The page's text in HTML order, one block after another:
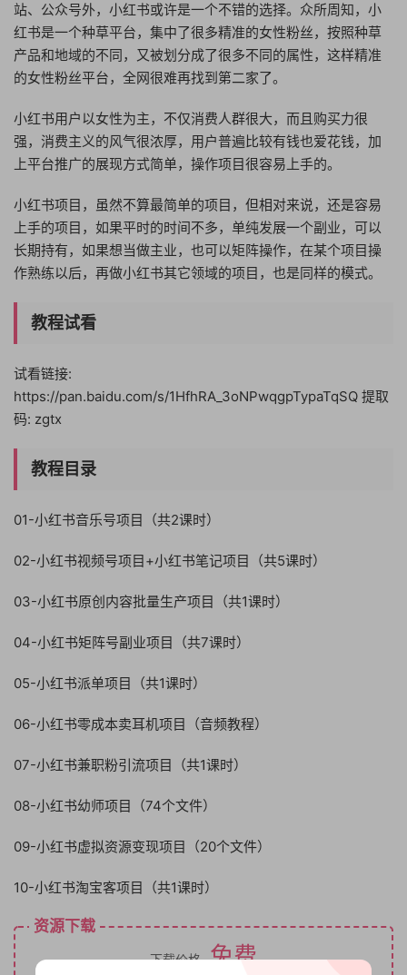
站、公众号外，小红书或许是一个不错的选择。众所周知，小
红书是一个种草平台，集中了很多精准的女性粉丝，按照种草
产品和地域的不同，又被划分成了很多不同的属性，这样精准
的女性粉丝平台，全网很难再找到第二家了。
小红书用户以女性为主，不仅消费人群很大，而且购买力很
强，消费主义的风气很浓厚，用户普遍比较有钱也爱花钱，加
上平台推广的展现方式简单，操作项目很容易上手的。
小红书项目，虽然不算最简单的项目，但相对来说，还是容易
上手的项目，如果平时的时间不多，单纯发展一个副业，可以
长期持有，如果想当做主业，也可以矩阵操作，在某个项目操
作熟练以后，再做小红书其它领域的项目，也是同样的模式。
教程试看
试看链接:
https://pan.baidu.com/s/1HfhRA_3oNPwqgpTypaTqSQ 提取
码: zgtx
教程目录
01-小红书音乐号项目（共2课时）
02-小红书视频号项目+小红书笔记项目（共5课时）
03-小红书原创内容批量生产项目（共1课时）
04-小红书矩阵号副业项目（共7课时）
05-小红书派单项目（共1课时）
06-小红书零成本卖耳机项目（音频教程）
07-小红书兼职粉引流项目（共1课时）
08-小红书幼师项目（74个文件）
09-小红书虚拟资源变现项目（20个文件）
10-小红书淘宝客项目（共1课时）
资源下载
下载价格 免费